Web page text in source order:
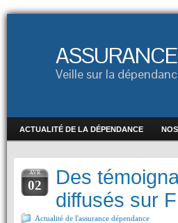
ASSURANCE
Veille sur la
ACTUALITÉ DE LA DÉPENDANCE
AVR
02
Des
diffusés sur
Actualité de l'assurance dépendance